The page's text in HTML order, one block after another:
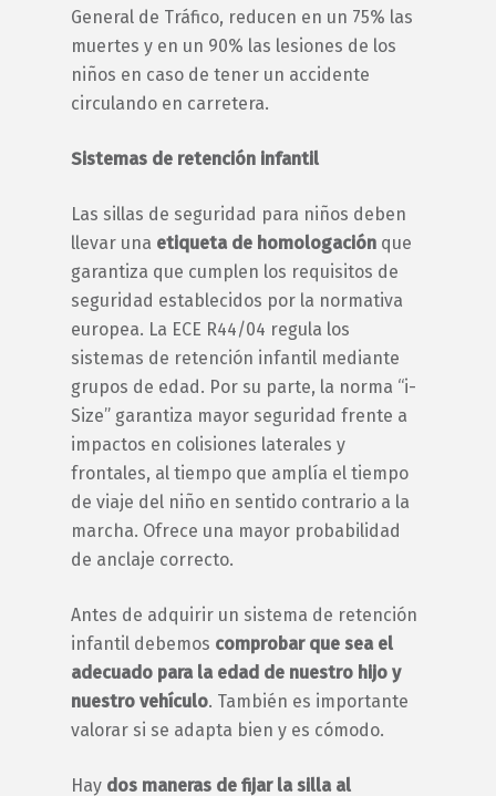
General de Tráfico, reducen en un 75% las
muertes y en un 90% las lesiones de los
niños en caso de tener un accidente
circulando en carretera.
Sistemas de retención infantil
Las sillas de seguridad para niños deben
llevar una etiqueta de homologación que
garantiza que cumplen los requisitos de
seguridad establecidos por la normativa
europea. La ECE R44/04 regula los
sistemas de retención infantil mediante
grupos de edad. Por su parte, la norma “i-
Size” garantiza mayor seguridad frente a
impactos en colisiones laterales y
frontales, al tiempo que amplía el tiempo
de viaje del niño en sentido contrario a la
marcha. Ofrece una mayor probabilidad
de anclaje correcto.
Antes de adquirir un sistema de retención
infantil debemos comprobar que sea el
adecuado para la edad de nuestro hijo y
nuestro vehículo. También es importante
valorar si se adapta bien y es cómodo.
Hay dos maneras de fijar la silla al